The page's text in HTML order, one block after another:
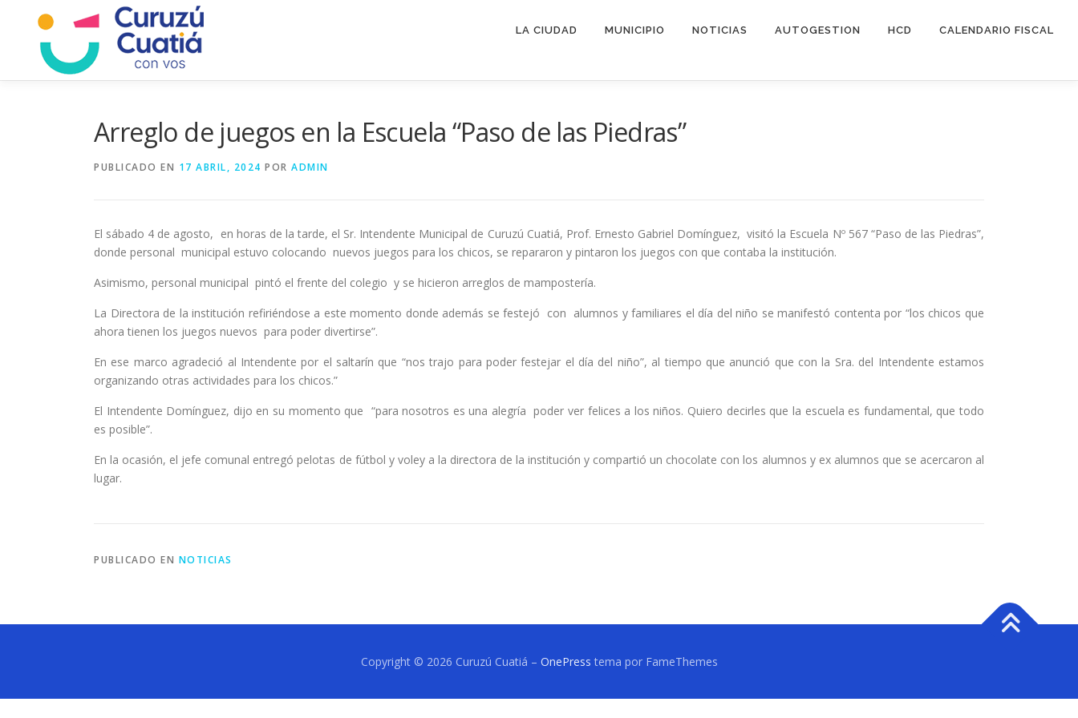
contenido
LA CIUDAD MUNICIPIO NOTICIAS AUTOGESTION HCD CALENDARIO FISCAL
Arreglo de juegos en la Escuela “Paso de las Piedras”
PUBLICADO EN 17 ABRIL, 2024 POR ADMIN
El sábado 4 de agosto, en horas de la tarde, el Sr. Intendente Municipal de Curuzú Cuatiá, Prof. Ernesto Gabriel Domínguez, visitó la Escuela Nº 567 “Paso de las Piedras”,
donde personal municipal estuvo colocando nuevos juegos para los chicos, se repararon y pintaron los juegos con que contaba la institución.
Asimismo, personal municipal pintó el frente del colegio y se hicieron arreglos de mampostería.
La Directora de la institución refiriéndose a este momento donde además se festejó con alumnos y familiares el día del niño se manifestó contenta por “los chicos que
ahora tienen los juegos nuevos para poder divertirse”.
En ese marco agradeció al Intendente por el saltarín que “nos trajo para poder festejar el día del niño”, al tiempo que anunció que con la Sra. del Intendente estamos
organizando otras actividades para los chicos.”
El Intendente Domínguez, dijo en su momento que “para nosotros es una alegría poder ver felices a los niños. Quiero decirles que la escuela es fundamental, que todo
es posible”.
En la ocasión, el jefe comunal entregó pelotas de fútbol y voley a la directora de la institución y compartió un chocolate con los alumnos y ex alumnos que se acercaron al
lugar.
PUBLICADO EN NOTICIAS
Copyright © 2026 Curuzú Cuatiá – OnePress tema por FameThemes